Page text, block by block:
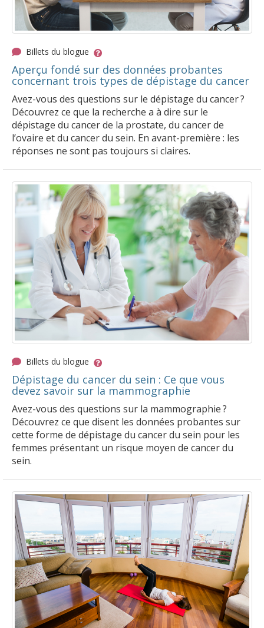
Billets du blogue
Aperçu fondé sur des données probantes
concernant trois types de dépistage du cancer
Avez-vous des questions sur le dépistage du cancer ?
Découvrez ce que la recherche a à dire sur le
dépistage du cancer de la prostate, du cancer de
l’ovaire et du cancer du sein. En avant-première : les
réponses ne sont pas toujours si claires.
Billets du blogue
Dépistage du cancer du sein : Ce que vous
devez savoir sur la mammographie
Avez-vous des questions sur la mammographie ?
Découvrez ce que disent les données probantes sur
cette forme de dépistage du cancer du sein pour les
femmes présentant un risque moyen de cancer du
sein.